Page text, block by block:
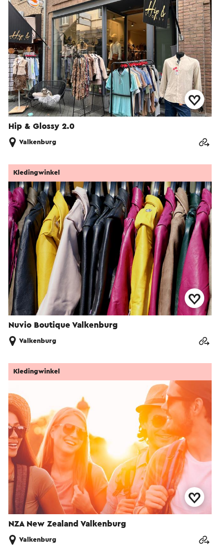
Hip & Glossy 2.0
Valkenburg
Nuvio Boutique Valkenburg
Kledingwinkel
Valkenburg
NZA New Zealand Valkenburg
Kledingwinkel
Valkenburg